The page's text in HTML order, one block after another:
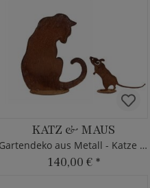
KATZ & MAUS
Gartendeko aus Metall - Katze & Maus
140,00 € *